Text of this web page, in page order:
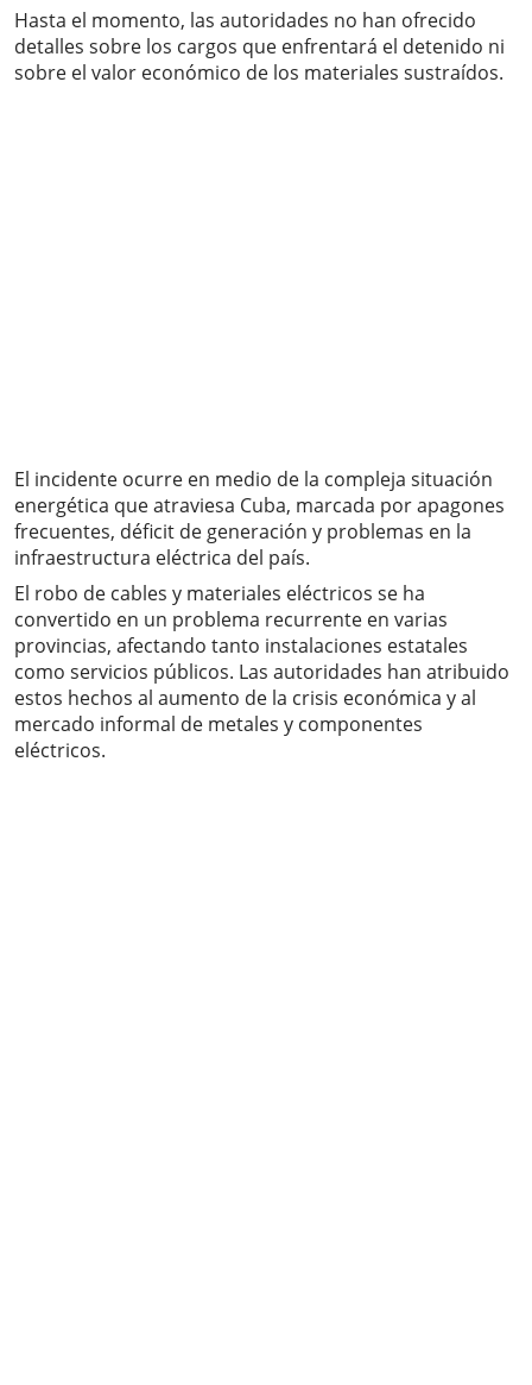
Hasta el momento, las autoridades no han ofrecido
detalles sobre los cargos que enfrentará el detenido ni
sobre el valor económico de los materiales sustraídos.
El incidente ocurre en medio de la compleja situación
energética que atraviesa Cuba, marcada por apagones
frecuentes, déficit de generación y problemas en la
infraestructura eléctrica del país.
El robo de cables y materiales eléctricos se ha
convertido en un problema recurrente en varias
provincias, afectando tanto instalaciones estatales
como servicios públicos. Las autoridades han atribuido
estos hechos al aumento de la crisis económica y al
mercado informal de metales y componentes
eléctricos.